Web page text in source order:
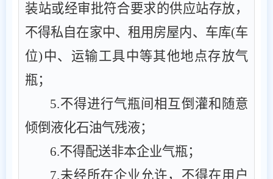
装站或经审批符合要求的供应站存放，
不得私自在家中、租用房屋内、车库(车
位) 中、运输工具中等其他地点存放气
瓶；
5.不得进行气瓶间相互倒灌和随意
倾倒液化石油气残液；
6.不得配送非本企业气瓶；
7.未经所在企业允许，不得在用户